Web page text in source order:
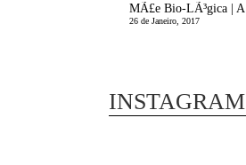
26 de Janeiro, 2017
INSTAGRAM